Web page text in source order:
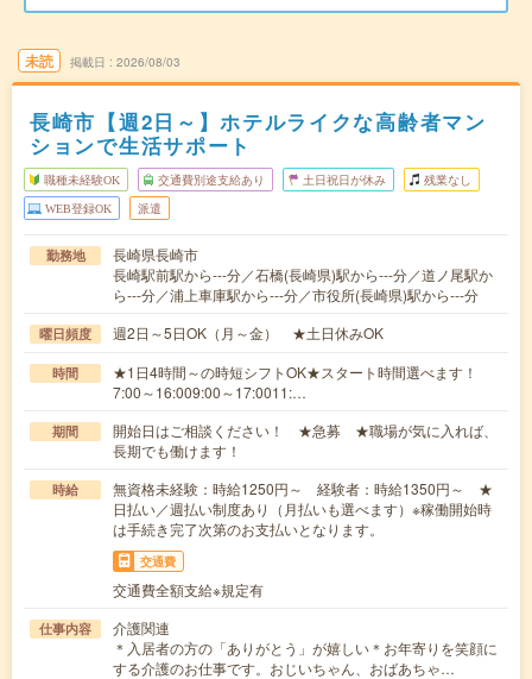
未読 掲載日 2026/08/03
長崎市【週2日～】ホテルライクな高齢者マン
ションで生活サポート
職種未経験OK 交通費別途支給あり 土日祝日が休み 残業なし
WEB登録OK 派遣
勤務地
長崎県長崎市
長崎駅前駅から---分／石橋(長崎県)駅から---分／道ノ尾駅か
ら---分／浦上車庫駅から---分／市役所(長崎県)駅から---分
曜日頻度 週2日～5日OK（月～金） ★土日休みOK
時間
★1日4時間～の時短シフトOK★スタート時間選べます！
7:00～16:009:00～17:0011:…
期間
開始日はご相談ください！ ★急募 ★職場が気に入れば、
長期でも働けます！
時給
無資格未経験：時給1250円～ 経験者：時給1350円～ ★
日払い／週払い制度あり（月払いも選べます）※稼働開始時
は手続き完了次第のお支払いとなります。
交通費
交通費全額支給※規定有
仕事内容
介護関連
＊入居者の方の「ありがとう」が嬉しい＊お年寄りを笑顔に
する介護のお仕事です。おじいちゃん、おばあちゃ…